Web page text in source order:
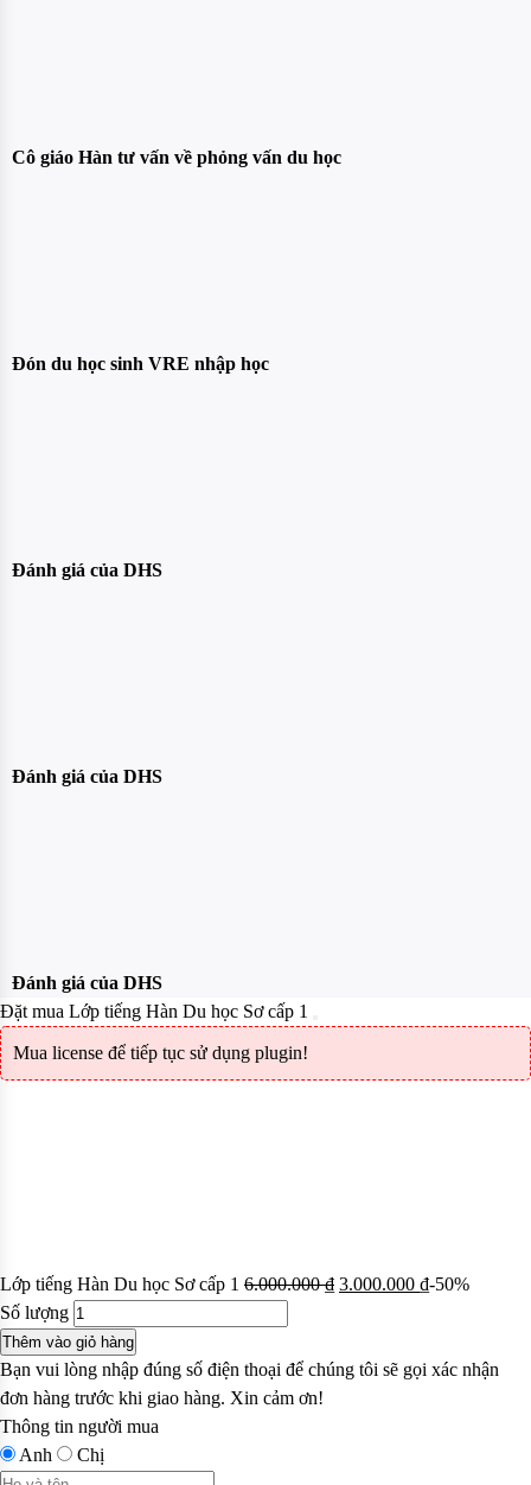
Cô giáo Hàn tư vấn về phỏng vấn du học
Đón du học sinh VRE nhập học
Đánh giá của DHS
Đánh giá của DHS
Đánh giá của DHS
Đặt mua Lớp tiếng Hàn Du học Sơ cấp 1
Mua license để tiếp tục sử dụng plugin!
Lớp tiếng Hàn Du học Sơ cấp 1 6.000.000₫ 3.000.000 ₫-50%
Số lượng
Thêm vào giỏ hàng
Bạn vui lòng nhập đúng số điện thoại để chúng tôi sẽ gọi xác nhận
đơn hàng trước khi giao hàng. Xin cảm ơn!
Thông tin người mua
Anh
Chị